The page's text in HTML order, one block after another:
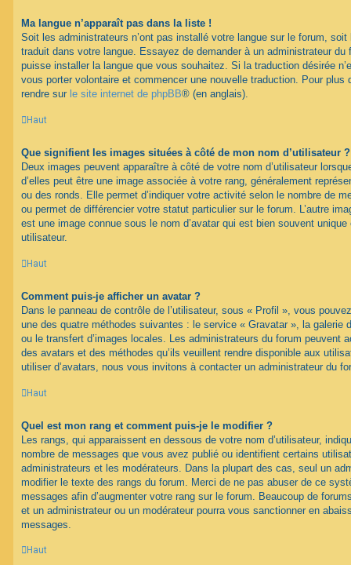
Ma langue n’apparaît pas dans la liste !
Soit les administrateurs n’ont pas installé votre langue sur le forum, soit
traduit dans votre langue. Essayez de demander à un administrateur du
puisse installer la langue que vous souhaitez. Si la traduction désirée
vous porter volontaire et commencer une nouvelle traduction. Pour plus
rendre sur le site internet de phpBB® (en anglais).
Haut
Que signifient les images situées à côté de mon nom d’utilisateur ?
Deux images peuvent apparaître à côté de votre nom d’utilisateur
d’elles peut être une image associée à votre rang, généralement
ou des ronds. Elle permet d’indiquer votre activité selon le nombre de
ou permet de différencier votre statut particulier sur le forum. L’autre
est une image connue sous le nom d’avatar qui est bien souvent
utilisateur.
Haut
Comment puis-je afficher un avatar ?
Dans le panneau de contrôle de l’utilisateur, sous « Profil », vous
une des quatre méthodes suivantes : le service « Gravatar », la galerie
ou le transfert d’images locales. Les administrateurs du forum peuvent
des avatars et des méthodes qu’ils veuillent rendre disponible aux
utiliser d’avatars, nous vous invitons à contacter un administrateur du
Haut
Quel est mon rang et comment puis-je le modifier ?
Les rangs, qui apparaissent en dessous de votre nom d’utilisateur,
nombre de messages que vous avez publié ou identifient certains
administrateurs et les modérateurs. Dans la plupart des cas, seul un
modifier le texte des rangs du forum. Merci de ne pas abuser de ce
messages afin d’augmenter votre rang sur le forum. Beaucoup de
et un administrateur ou un modérateur pourra vous sanctionner en
messages.
Haut